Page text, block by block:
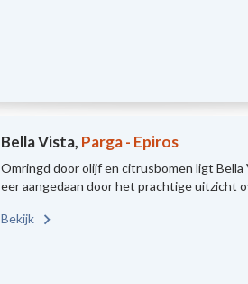
Bella Vista, Parga - Epiros
Omringd door olijf en citrusbomen ligt
eer aangedaan door het prachtige uitzicht
Bekijk